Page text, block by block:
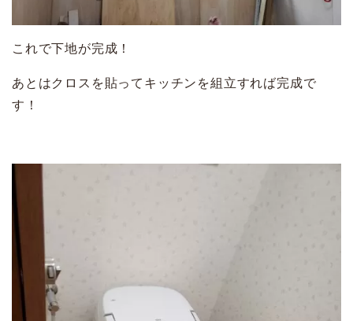
これで下地が完成！
あとはクロスを貼ってキッチンを組立すれば完成で
す！